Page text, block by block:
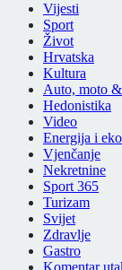
Vijesti
Sport
Život
Hrvatska
Kultura
Auto, moto
Hedonistika
Video
Energija i
Vjenčanje
Nekretnine
Sport 365
Turizam
Svijet
Zdravlje
Gastro